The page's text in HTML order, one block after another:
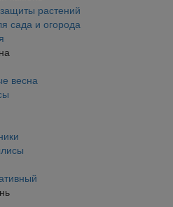
растений
сада и огорода
весна